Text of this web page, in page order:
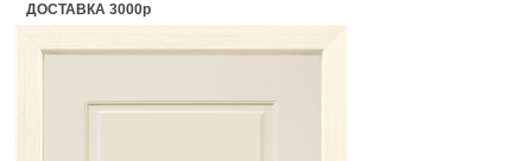
ДОСТАВКА 3000р